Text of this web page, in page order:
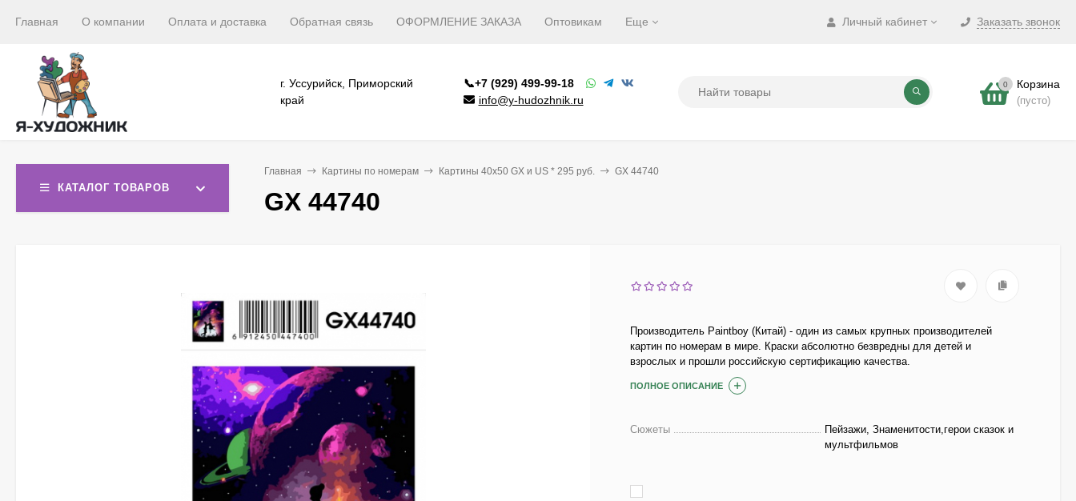
Личный кабинет Заказать звонок
Главная О компании Оплата и доставка Обратная связь ОФОРМЛЕНИЕ ЗАКАЗА Оптовикам Еще
г. Уссурийск, Приморский
край
📞+7 (929) 499-99-18
info@y-hudozhnik.ru
0 Корзина
(пусто)
КАТАЛОГ ТОВАРОВ
Главная Картины по номерам Картины 40х50 GX и US * 295 руб. GX 44740
GX 44740
Производитель Paintboy (Китай) - один из самых крупных производителей
картин по номерам в мире. Краски абсолютно безвредны для детей и
взрослых и прошли российскую сертификацию качества.
ПОЛНОЕ ОПИСАНИЕ
Сюжеты
Пейзажи, Знаменитости,герои сказок и
мультфильмов